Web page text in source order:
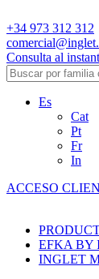
+34 973 312 312
Consulta al
Es
Cat
Pt
Fr
In
ACCESO
EFKA BY
INGLET